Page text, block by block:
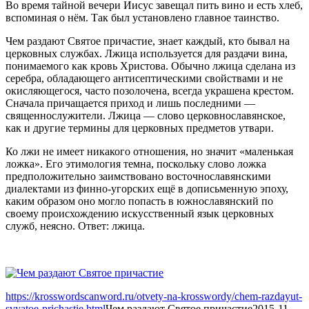
Во время тайной вечери Иисус завещал пить вино и есть хлеб,
вспоминая о нём. Так был установлено главное таинство.
Чем раздают Святое причастие, знает каждый, кто бывал на
церковных службах. Лжица используется для раздачи вина,
понимаемого как кровь Христова. Обычно лжица сделана из
серебра, обладающего антисептическими свойствами и не
окисляющегося, часто позолочена, всегда украшена крестом.
Сначала причащается приход и лишь последними —
священнослужители. Лжица — слово церковнославянское,
как и другие термины для церковных предметов утвари.
Ко лжи не имеет никакого отношения, но значит «маленькая
ложка». Его этимология темна, поскольку слово ложка
предположительно заимствовано восточнославянскими
диалектами из финно-угорских ещё в дописьменную эпоху,
каким образом оно могло попасть в южнославянский по
своему происхождению искусственный язык церковных
служб, неясно. Ответ: лжица.
https://krosswordscanword.ru/otvety-na-krosswordy/chem-razdayut-